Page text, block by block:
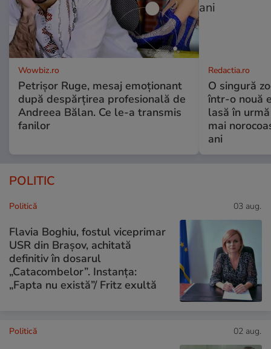
Wowbiz.ro
Petrișor Ruge, mesaj emoționant
după despărțirea profesională de
Andreea Bălan. Ce le-a transmis
fanilor
Redactia.ro
O singură
într-o nouă
lasă în
mai
ani
POLITIC
Politică 03 aug.
Flavia Boghiu, fostul viceprimar
USR din Brașov, achitată
definitiv în dosarul
„Catacombelor”. Instanța:
„Fapta nu există”/ Fritz exultă
Politică 02 aug.